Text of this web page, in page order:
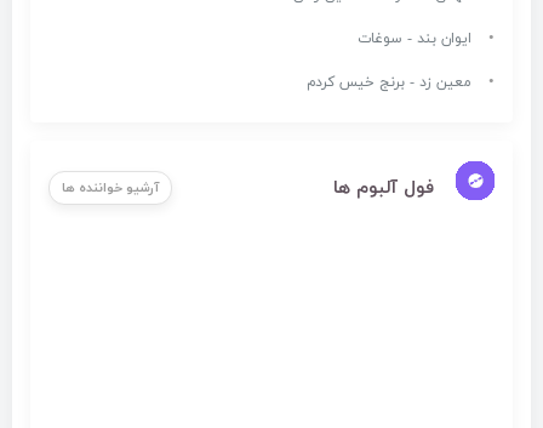
ایوان بند - سوغات
معین زد - برنج خیس کردم
فول آلبوم ها آرشیو خواننده ها